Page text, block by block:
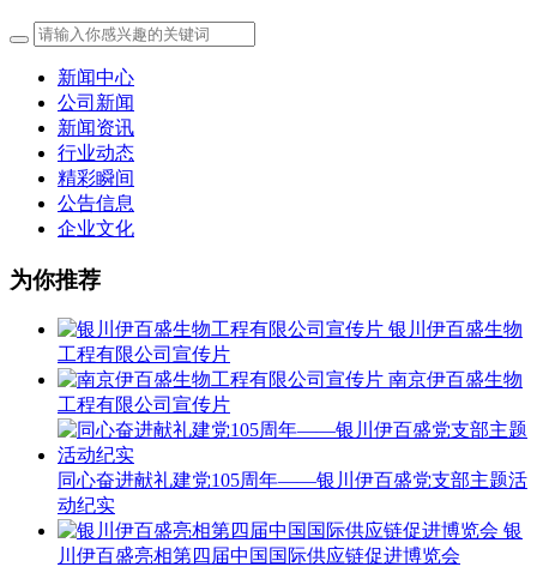
新闻中心
公司新闻
新闻资讯
行业动态
精彩瞬间
公告信息
企业文化
为你推荐
银川伊百盛生物
工程有限公司宣传片
南京伊百盛生物
工程有限公司宣传片
同心奋进献礼建党105周年——银川伊百盛党支部主题活
动纪实
银
川伊百盛亮相第四届中国国际供应链促进博览会